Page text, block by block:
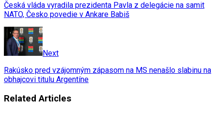
Česká vláda vyradila prezidenta Pavla z delegácie na samit
NATO, Česko povedie v Ankare Babiš
Next
Rakúsko pred vzájomným zápasom na MS nenašlo slabinu na
obhajcovi titulu Argentíne
Related Articles